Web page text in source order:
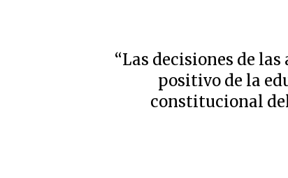
“Las decisiones de
positivo de la
constitucional